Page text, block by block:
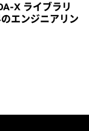
X ライブラリ
エンジニアリン